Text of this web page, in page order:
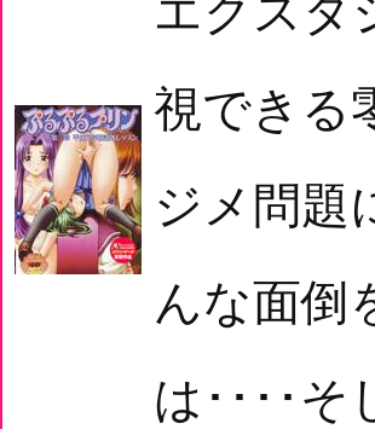
エクスタ
視できる
ジメ問題
んな面倒
は････そ